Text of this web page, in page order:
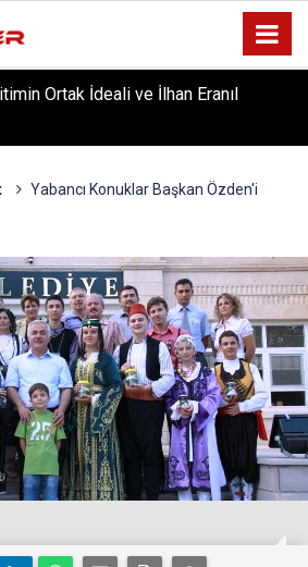
Ortak İdeali ve İlhan Eranıl
MERHABA’ COŞKUSU: Kursiyerler
Yabancı Konuklar Başkan Özden'i